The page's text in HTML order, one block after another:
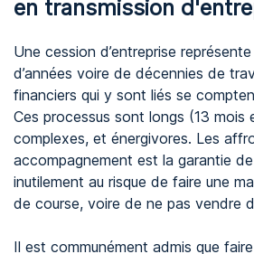
en transmission
Une cession d’entreprise
d’années voire de décennies de
financiers qui y sont liés se
Ces processus sont longs (13 mois
complexes, et énergivores. Les
accompagnement est la garantie de
inutilement au risque de faire une
de course, voire de ne pas vendre
Il est communément admis que